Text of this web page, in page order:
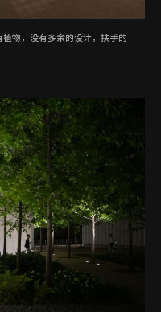
物，没有多余的设计，扶手的